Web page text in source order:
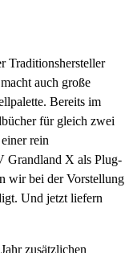
Traditionshersteller
auch große
Bereits im
für gleich zwei
rein
Grandland X als Plug-
wir bei der Vorstellung
Und jetzt liefern
zusätzlichen